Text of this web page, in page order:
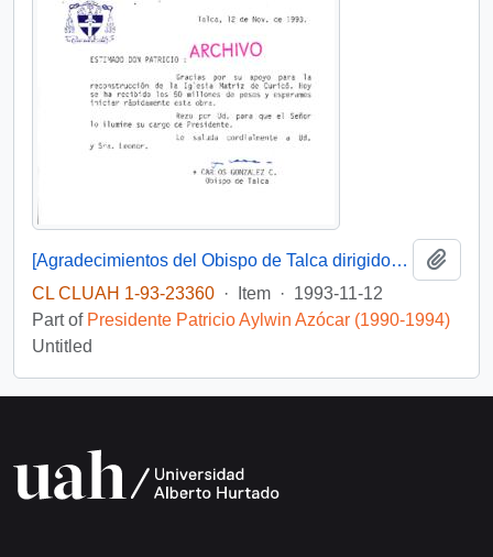
[Agradecimientos del Obispo de Talca dirigidos al Presidente Patricio Aylwin por el apoyo en la reconstrucción de la Iglesia Matriz de Curicó]
CL CLUAH 1-93-23360 · Item · 1993-11-12
Part of Presidente Patricio Aylwin Azócar (1990-1994)
Untitled